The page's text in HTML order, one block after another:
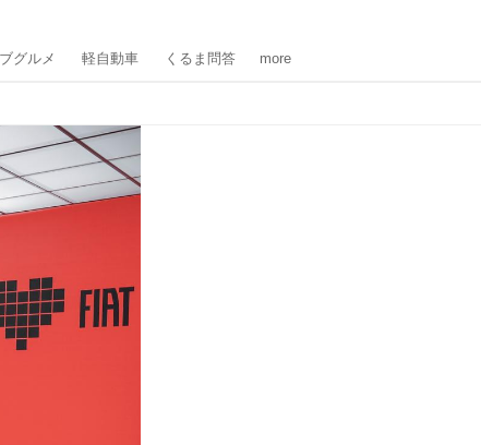
グルメ 軽自動車 くるま問答 more